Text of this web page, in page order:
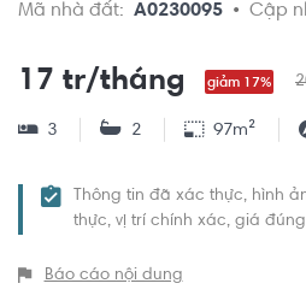
Mã nhà đất: A0230095 Cập
17 tr/tháng giảm 17%
3 2 97m²
Thông tin đã xác thực, hình
thực, vị trí chính xác, giá đúng
Báo cáo nội dung